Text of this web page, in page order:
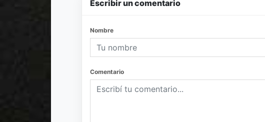
Escribir un comentario
Nombre
Comentario